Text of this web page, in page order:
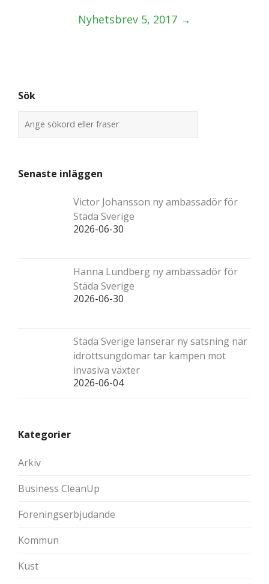
Nyhetsbrev 5, 2017 →
Sök
Senaste inläggen
Victor Johansson ny ambassadör för
Städa Sverige
2026-06-30
Hanna Lundberg ny ambassadör för
Städa Sverige
2026-06-30
Städa Sverige lanserar ny satsning när
idrottsungdomar tar kampen mot
invasiva växter
2026-06-04
Kategorier
Arkiv
Business CleanUp
Föreningserbjudande
Kommun
Kust